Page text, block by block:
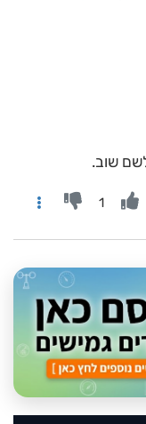
שוב.
1